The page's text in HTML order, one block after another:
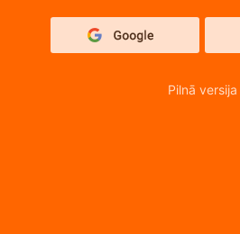
Pilnā versija